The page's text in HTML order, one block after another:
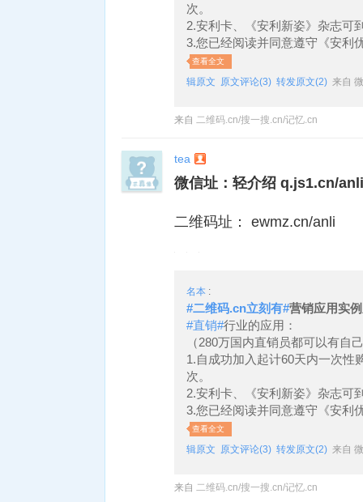
次。
2.安利卡、《安利新姿》杂志可
3.您已经阅读并同意遵守《安利
查看全文
辑原文 原文评论(3) 转发原文(2) 来自
来自 二维码.cn/搜一搜.cn/记忆.cn
tea
微信址：轻介绍 q.js1.cn/anli
二维码址： ewmz.cn/anli
名本 :
#二维码.cn立刻有#营销应用实
#直销#行业的应用：
（280万国内直销员都可以有自
1.自成功加入起计60天内一次性
次。
2.安利卡、《安利新姿》杂志可
3.您已经阅读并同意遵守《安利
查看全文
辑原文 原文评论(3) 转发原文(2) 来自
来自 二维码.cn/搜一搜.cn/记忆.cn